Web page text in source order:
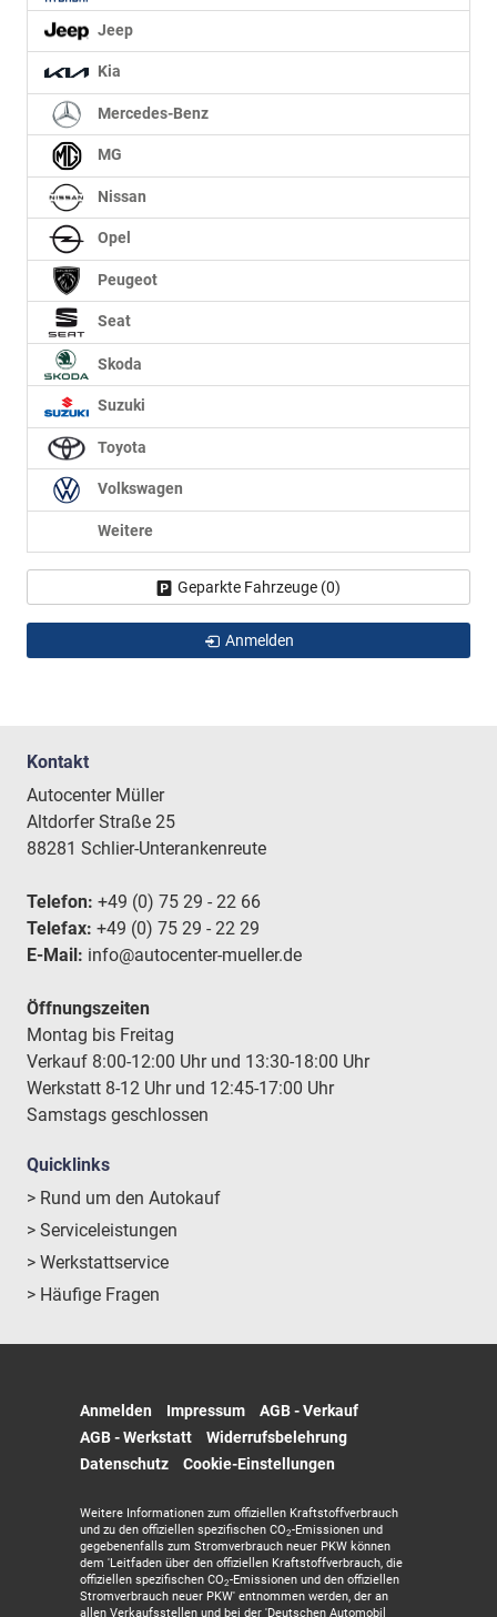
Jeep
Kia
Mercedes-Benz
MG
Nissan
Opel
Peugeot
Seat
Skoda
Suzuki
Toyota
Volkswagen
Weitere
Geparkte Fahrzeuge (0)
Anmelden
Kontakt
Autocenter Müller
Altdorfer Straße 25
88281 Schlier-Unterankenreute
Telefon: +49 (0) 75 29 - 22 66
Telefax: +49 (0) 75 29 - 22 29
E-Mail: info@autocenter-mueller.de
Öffnungszeiten
Montag bis Freitag
Verkauf 8:00-12:00 Uhr und 13:30-18:00 Uhr
Werkstatt 8-12 Uhr und 12:45-17:00 Uhr
Samstags geschlossen
Quicklinks
> Rund um den Autokauf
> Serviceleistungen
> Werkstattservice
> Häufige Fragen
Anmelden Impressum
AGB - Verkauf
AGB - Werkstatt
Widerrufsbelehrung
Datenschutz
Cookie-Einstellungen
Weitere Informationen zum offiziellen Kraftstoffverbrauch
und zu den offiziellen spezifischen CO2-Emissionen und
gegebenenfalls zum Stromverbrauch neuer PKW können
dem 'Leitfaden über den offiziellen Kraftstoffverbrauch, die
offiziellen spezifischen CO2-Emissionen und den offiziellen
Stromverbrauch neuer PKW' entnommen werden, der an
allen Verkaufsstellen und bei der 'Deutschen Automobil